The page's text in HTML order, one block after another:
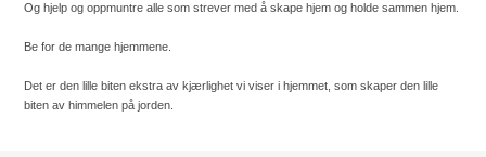
Og hjelp og oppmuntre alle som strever med å skape hjem og holde sammen hjem.
Be for de mange hjemmene.
Det er den lille biten ekstra av kjærlighet vi viser i hjemmet, som skaper den lille
biten av himmelen på jorden.